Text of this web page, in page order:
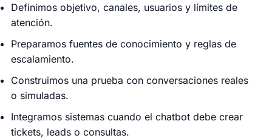
Definimos objetivo, canales, usuarios y límites de
atención.
Preparamos fuentes de conocimiento y reglas de
escalamiento.
Construimos una prueba con conversaciones reales
o simuladas.
Integramos sistemas cuando el chatbot debe crear
tickets, leads o consultas.